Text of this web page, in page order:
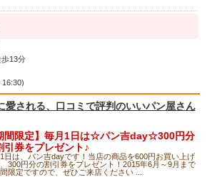
13分
16:30)
される、口コミで評判のいいパン屋さん
間限定】毎月1日は☆パン吉day☆300円分
引券をプレゼント♪
日は、パン吉dayです！当店の商品を600円お買い上げ
300円分の割引券をプレゼント！2015年6月～9月まで
限定ですので、ぜひご来店ください ...